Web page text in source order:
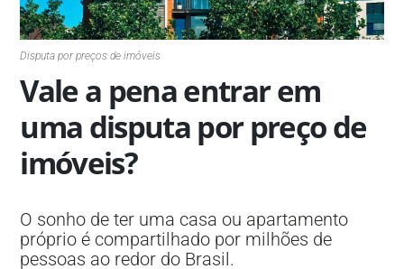
Disputa por preços de imóveis
Vale a pena entrar em
uma disputa por preço de
imóveis?
O sonho de ter uma casa ou apartamento
próprio é compartilhado por milhões de
pessoas ao redor do Brasil.